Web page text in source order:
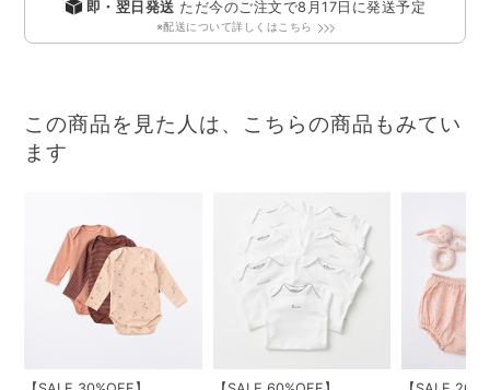
即・翌日発送 ただ今のご注文で8月17日 に発送予定
※配送について詳しくはこちら
この商品を見た人は、こちらの商品もみてい
ます